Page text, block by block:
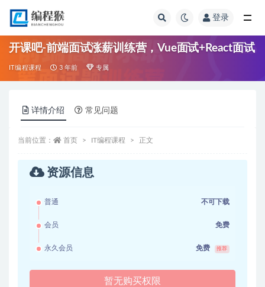
登录
开课吧-前端面试涨薪训练营，Vue面试+React面试
IT编程课程 3 年前 专属
详情介绍 常见问题
当前位置： 首页 IT编程课程 正文
资源信息
普通 不可下载
会员 免费
永久会员 免费 推荐
暂无购买权限